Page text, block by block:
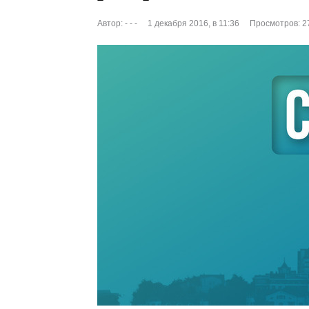
Автор: - - - 1 декабря 2016, в 11:36 Просмотров: